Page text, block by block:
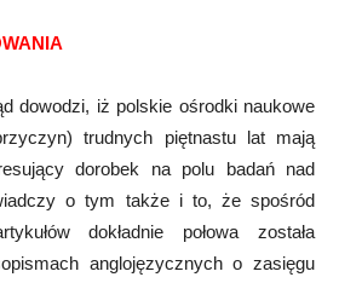
dowodzi, iż polskie ośrodki naukowe
trudnych piętnastu lat mają
dorobek na polu badań nad
o tym także i to, że spośród
dokładnie połowa została
anglojęzycznych o zasięgu